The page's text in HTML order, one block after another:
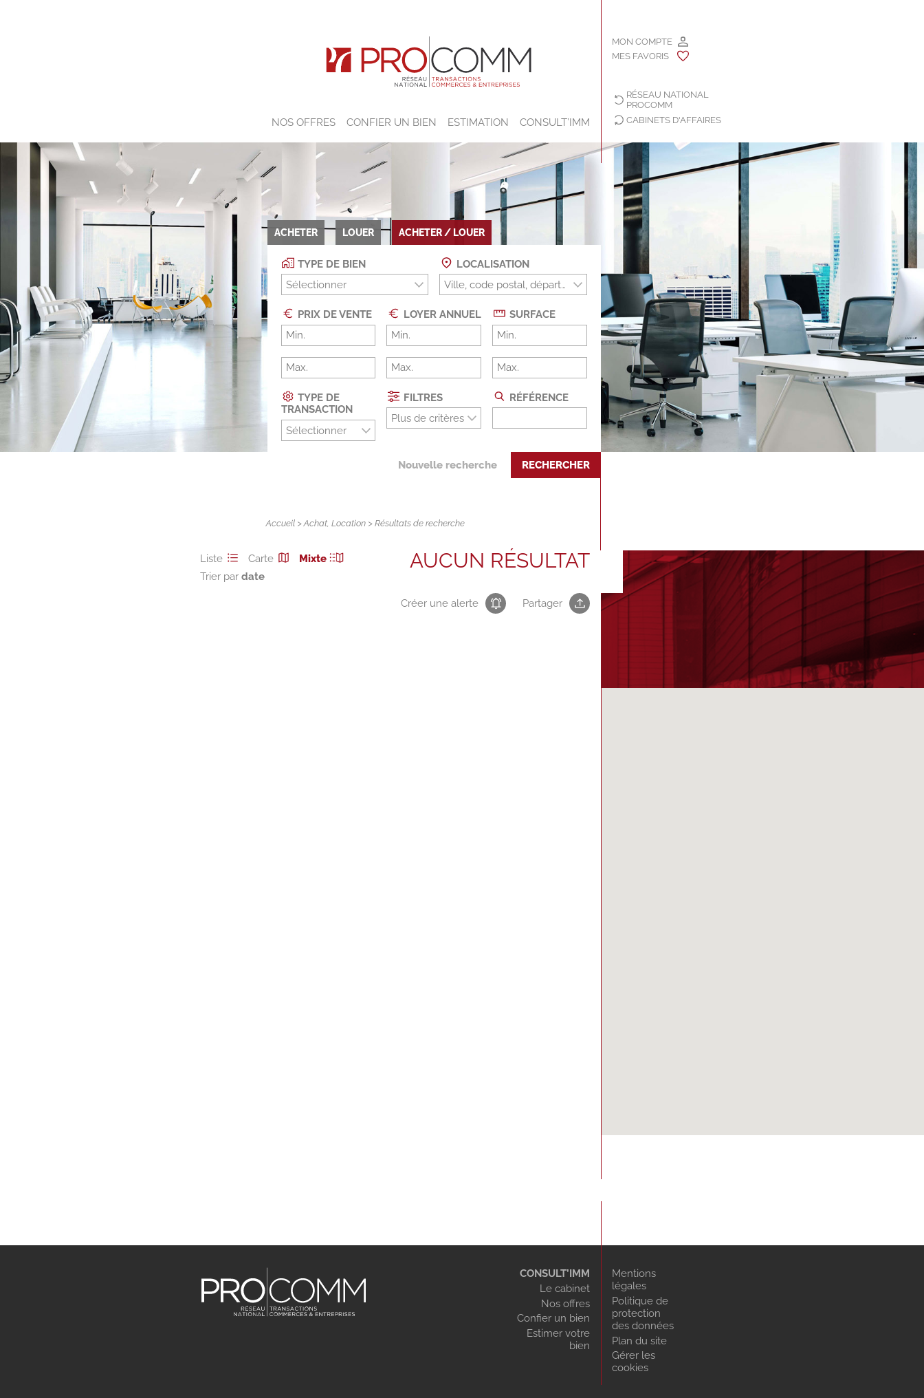
NOS OFFRES CONFIER UN BIEN ESTIMATION CONSULT’IMM
MON COMPTE
MES FAVORIS
RÉSEAU NATIONAL
PROCOMM
CABINETS D'AFFAIRES
ACHETER LOUER ACHETER / LOUER
TYPE DE BIEN
Sélectionner
LOCALISATION
PRIX DE VENTE LOYER ANNUEL SURFACE
TYPE DE
TRANSACTION
Sélectionner
FILTRES
Plus de critères
RÉFÉRENCE
Nouvelle recherche RECHERCHER
Accueil >Achat,Location > Résultats de recherche
Liste Carte
Mixte
Trier par
AUCUN RÉSULTAT
Créer une alerte Partager
CONSULT’IMM
Le cabinet
Nos offres
Confier un bien
Estimer votre
bien
Mentions
légales
Politique de
protection
des données
Plan du site
Gérer les
cookies